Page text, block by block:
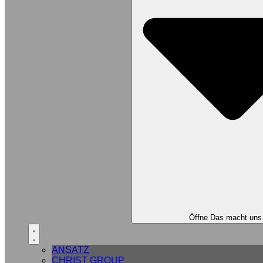
Öffne Das macht
ANSATZ
CHRIST GROUP